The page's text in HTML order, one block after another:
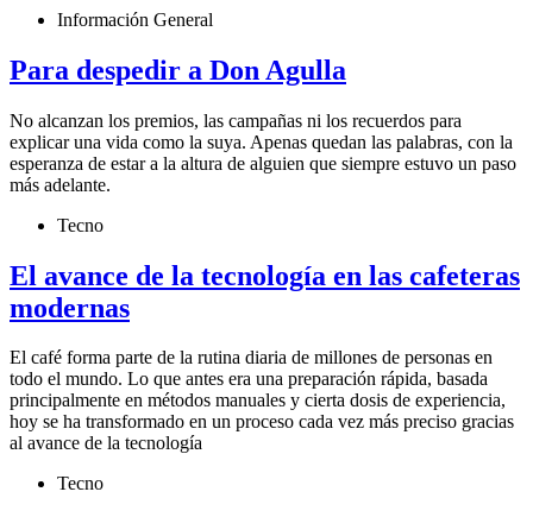
Información General
Para despedir a Don Agulla
No alcanzan los premios, las campañas ni los recuerdos para
explicar una vida como la suya. Apenas quedan las palabras, con la
esperanza de estar a la altura de alguien que siempre estuvo un paso
más adelante.
Tecno
El avance de la tecnología en las cafeteras
modernas
El café forma parte de la rutina diaria de millones de personas en
todo el mundo. Lo que antes era una preparación rápida, basada
principalmente en métodos manuales y cierta dosis de experiencia,
hoy se ha transformado en un proceso cada vez más preciso gracias
al avance de la tecnología
Tecno